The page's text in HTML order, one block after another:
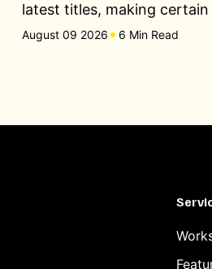
latest titles, making
August 09 2026 6 Min Read